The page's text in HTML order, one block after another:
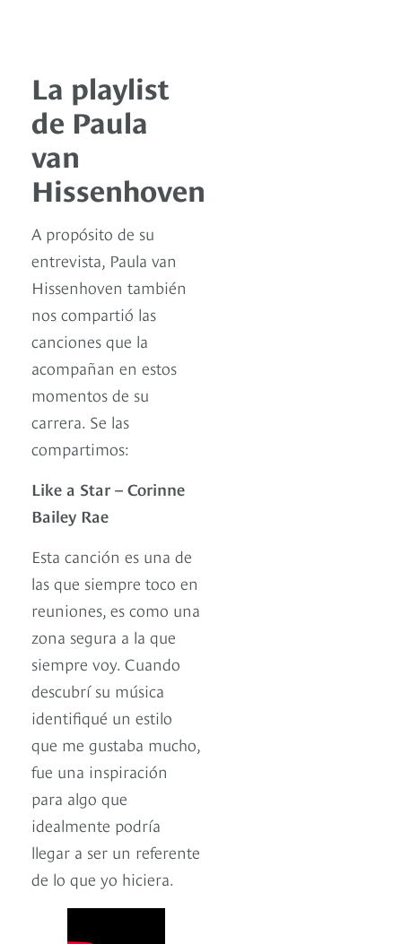
La playlist
de Paula
van
Hissenhoven
A propósito de su
entrevista, Paula van
Hissenhoven también
nos compartió las
canciones que la
acompañan en estos
momentos de su
carrera. Se las
compartimos:
Like a Star – Corinne
Bailey Rae
Esta canción es una de
las que siempre toco en
reuniones, es como una
zona segura a la que
siempre voy. Cuando
descubrí su música
identifiqué un estilo
que me gustaba mucho,
fue una inspiración
para algo que
idealmente podría
llegar a ser un referente
de lo que yo hiciera.